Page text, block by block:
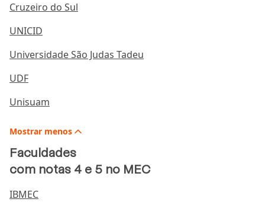
Cruzeiro do Sul
UNICID
Universidade São Judas Tadeu
UDF
Unisuam
Mostrar menos
Faculdades
com notas 4 e 5 no MEC
IBMEC